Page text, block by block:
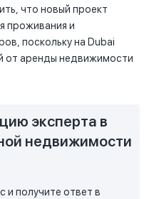
что новый проект
проживания и
поскольку на Dubai
от аренды недвижимости
эксперта в
недвижимости
и получите ответ в